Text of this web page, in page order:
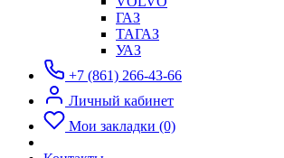
ГАЗ
ТАГАЗ
УАЗ
+7 (861) 266-43-66
Личный кабинет
Мои закладки (0)